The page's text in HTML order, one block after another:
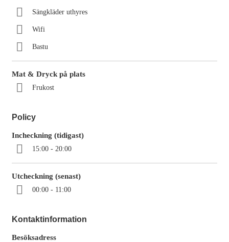
Sängkläder uthyres
Wifi
Bastu
Mat & Dryck på plats
Frukost
Policy
Incheckning (tidigast)
15:00 - 20:00
Utcheckning (senast)
00:00 - 11:00
Kontaktinformation
Besöksadress